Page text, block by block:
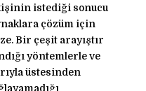
istediği sonucu
çözüm için
Bir çeşit arayıştır
yöntemlerle ve
üstesinden